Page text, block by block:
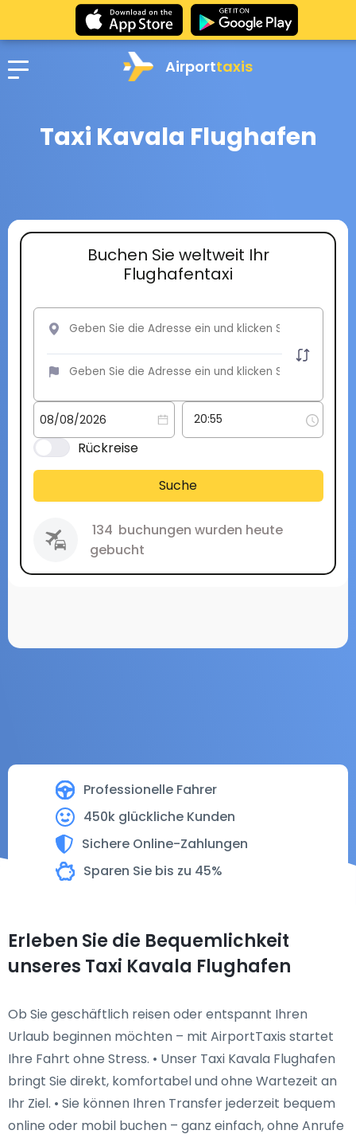
Airporttaxis
Taxi Kavala Flughafen
Professionelle Fahrer
450k glückliche Kunden
Sichere Online-Zahlungen
Sparen Sie bis zu 45%
Buchen Sie weltweit Ihr
Flughafentaxi
Rückreise
Suche
134 buchungen wurden heute
gebucht
Erleben Sie die Bequemlichkeit
unseres Taxi Kavala Flughafen
Ob Sie geschäftlich reisen oder entspannt Ihren
Urlaub beginnen möchten – mit AirportTaxis startet
Ihre Fahrt ohne Stress. • Unser Taxi Kavala Flughafen
bringt Sie direkt, komfortabel und ohne Wartezeit an
Ihr Ziel. • Sie können Ihren Transfer jederzeit bequem
online oder mobil buchen – ganz einfach, ohne Anrufe